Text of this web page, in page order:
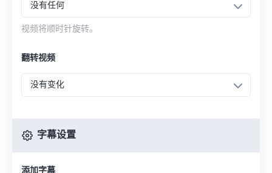
没有任何
视频将顺时针旋转。
翻转视频
没有变化
字幕设置
添加字幕